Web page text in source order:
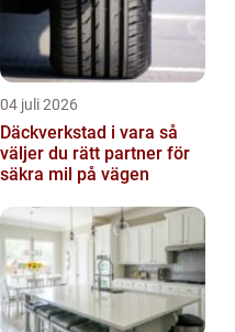
04 juli 2026
Däckverkstad i vara så
väljer du rätt partner för
säkra mil på vägen